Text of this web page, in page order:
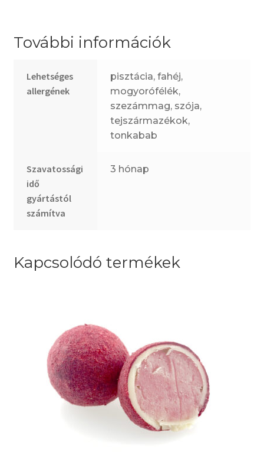
További információk
Lehetséges
allergének
pisztácia, fahéj,
mogyorófélék,
szezámmag, szója,
tejszármazékok,
tonkabab
Szavatossági
idő
gyártástól
számítva
3 hónap
Kapcsolódó termékek